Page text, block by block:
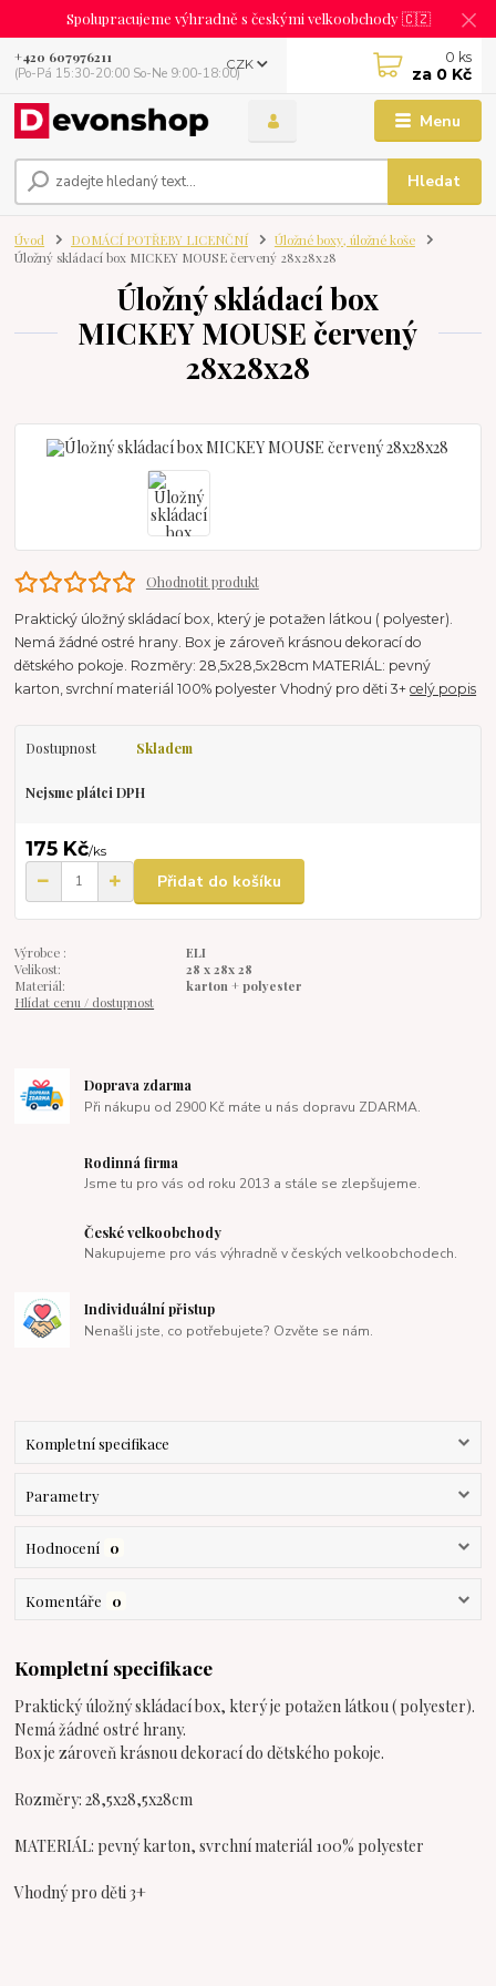
Spolupracujeme výhradně s českými velkoobchody 🇨🇿
Menu
CZK
Hledat
+420 607976211
(Po-Pá 15:30-20:00 So-Ne 9:00-18:00)
0 ks
za 0 Kč
Úvod DOMÁCÍ POTŘEBY LICENČNÍ
Úložné boxy, úložné koše
Úložný skládací box MICKEY MOUSE červený 28x28x28
Úložný skládací box
MICKEY MOUSE červený
28x28x28
Ohodnotit produkt
Praktický úložný skládací box, který je potažen látkou ( polyester).
Nemá žádné ostré hrany. Box je zároveň krásnou dekorací do
dětského pokoje. Rozměry: 28,5x28,5x28cm MATERIÁL: pevný
karton, svrchní materiál 100% polyester Vhodný pro děti 3+celý popis
Dostupnost Skladem
Nejsme plátci DPH
175 Kč/ks
Přidat do košíku
Výrobce :
ELI
Velikost:
28 x 28x 28
Materiál:
karton + polyester
Hlídat cenu / dostupnost
Doprava zdarma
Při nákupu od 2900 Kč máte u nás dopravu ZDARMA.
Rodinná firma
Jsme tu pro vás od roku 2013 a stále se zlepšujeme.
České velkoobchody
Nakupujeme pro vás výhradně v českých velkoobchodech.
Individuální přistup
Nenašli jste, co potřebujete? Ozvěte se nám.
Kompletní specifikace
Parametry
Hodnocení 0
Komentáře 0
Kompletní specifikace
Praktický úložný skládací box, který je potažen látkou ( polyester).
Nemá žádné ostré hrany.
Box je zároveň krásnou dekorací do dětského pokoje.
Rozměry: 28,5x28,5x28cm
MATERIÁL: pevný karton, svrchní materiál 100% polyester
Vhodný pro děti 3+